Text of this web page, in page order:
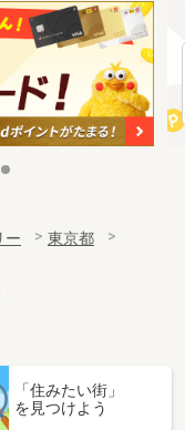
ー
東京都
「住みたい街」
を見つけよう